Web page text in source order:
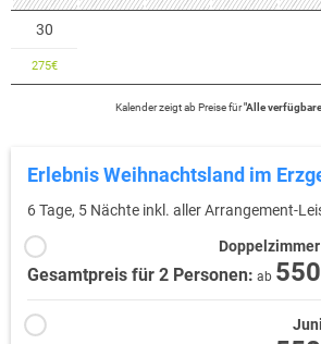
30
275€
Kalender zeigtab Preise für"Alle
Erlebnis Weihnachtsland im
6 Tage, 5 Nächte inkl. aller Arrangement-
Gesamtpreis für 2 Personen: ab